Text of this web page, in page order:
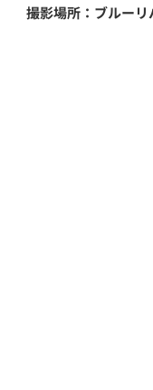
撮影場所：ブルー